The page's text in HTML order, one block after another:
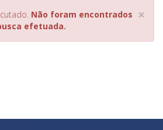
×
Não foram encontrados
efetuada.